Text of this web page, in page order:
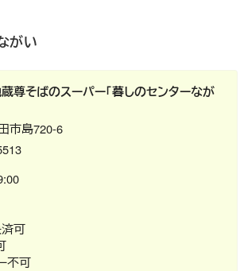
がい
尊そばのスーパー「暮しのセンターなが
市島720-6
可
不可